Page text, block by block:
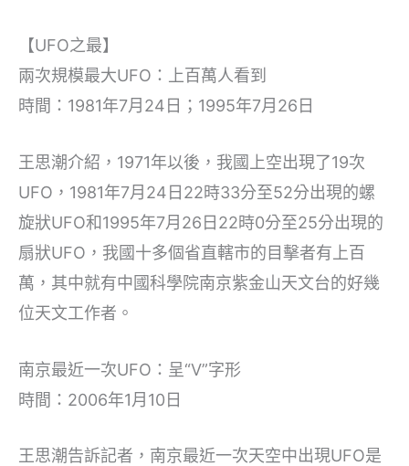
【UFO之最】
兩次規模最大UFO：上百萬人看到
時間：1981年7月24日；1995年7月26日
王思潮介紹，1971年以後，我國上空出現了19次
UFO，1981年7月24日22時33分至52分出現的螺
旋狀UFO和1995年7月26日22時0分至25分出現的
扇狀UFO，我國十多個省直轄市的目擊者有上百
萬，其中就有中國科學院南京紫金山天文台的好幾
位天文工作者。
南京最近一次UFO：呈“V”字形
時間：2006年1月10日
王思潮告訴記者，南京最近一次天空中出現UFO是